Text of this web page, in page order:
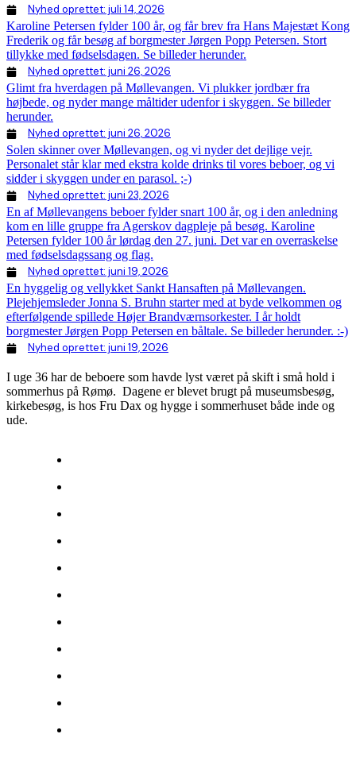
Nyhed oprettet: juli 14, 2026
Karoline Petersen fylder 100 år, og får brev fra Hans Majestæt Kong
Frederik og får besøg af borgmester Jørgen Popp Petersen. Stort
tillykke med fødselsdagen. Se billeder herunder.
Nyhed oprettet: juni 26, 2026
Glimt fra hverdagen på Møllevangen. Vi plukker jordbær fra
højbede, og nyder mange måltider udenfor i skyggen. Se billeder
herunder.
Nyhed oprettet: juni 26, 2026
Solen skinner over Møllevangen, og vi nyder det dejlige vejr.
Personalet står klar med ekstra kolde drinks til vores beboer, og vi
sidder i skyggen under en parasol. ;-)
Nyhed oprettet: juni 23, 2026
En af Møllevangens beboer fylder snart 100 år, og i den anledning
kom en lille gruppe fra Agerskov dagpleje på besøg. Karoline
Petersen fylder 100 år lørdag den 27. juni. Det var en overraskelse
med fødselsdagssang og flag.
Nyhed oprettet: juni 19, 2026
En hyggelig og vellykket Sankt Hansaften på Møllevangen.
Plejehjemsleder Jonna S. Bruhn starter med at byde velkommen og
efterfølgende spillede Højer Brandværnsorkester. I år holdt
borgmester Jørgen Popp Petersen en båltale. Se billeder herunder. :-)
Nyhed oprettet: juni 19, 2026
I uge 36 har de beboere som havde lyst været på skift i små hold i
sommerhus på Rømø. Dagene er blevet brugt på museumsbesøg,
kirkebesøg, is hos Fru Dax og hygge i sommerhuset både inde og
ude.